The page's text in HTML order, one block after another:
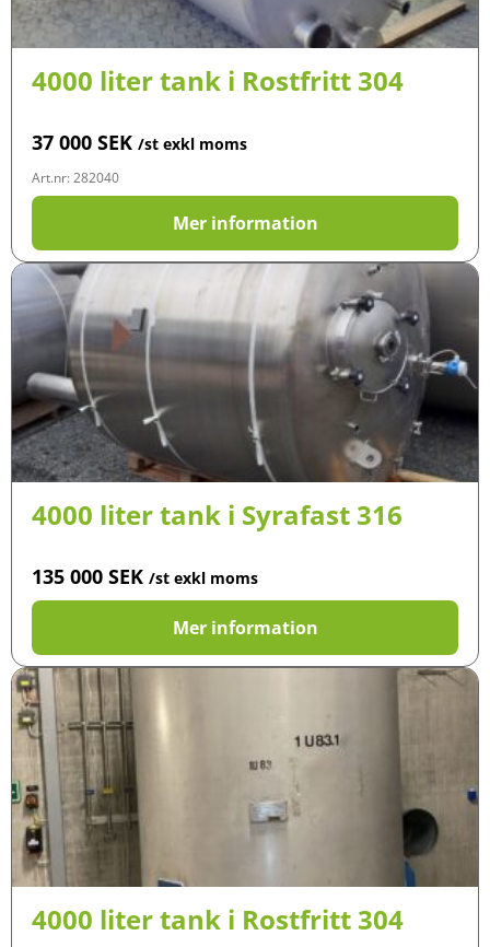
4000 liter tank i Rostfritt 304
37 000 SEK /st exkl moms
Art.nr: 282040
Mer information
4000 liter tank i Syrafast 316
135 000 SEK /st exkl moms
Mer information
4000 liter tank i Rostfritt 304